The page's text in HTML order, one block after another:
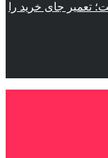
تعمیر جای خرید را